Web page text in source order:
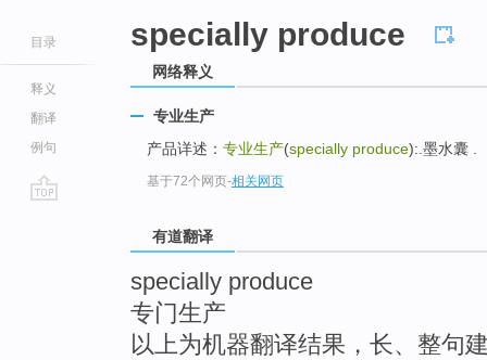
目录
释义
翻译
例句
specially produce
网络释义
专业生产
产品详述： 专业生产(specially produce):.墨水囊 .
基于72个网页-相关网页
有道翻译
specially produce
专门生产
以上为机器翻译结果，长、整句